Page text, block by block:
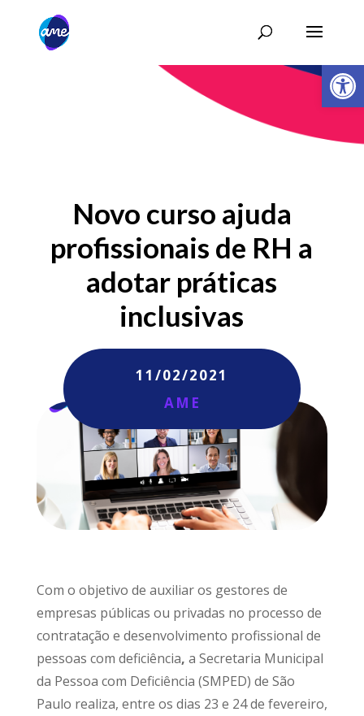
Abrir
Novo curso ajuda
profissionais de RH a
adotar práticas
inclusivas
11/02/2021
AME
Com o objetivo de auxiliar os gestores de
empresas públicas ou privadas no processo de
contratação e desenvolvimento profissional de
pessoas com deficiência, a Secretaria Municipal
da Pessoa com Deficiência (SMPED) de São
Paulo realiza, entre os dias 23 e 24 de fevereiro,